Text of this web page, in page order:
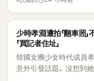
K-POP
少時孝淵遭拍「翻車照
「買記者住址」
韓國女團少女時代成員孝
意外引發話題。沒想到